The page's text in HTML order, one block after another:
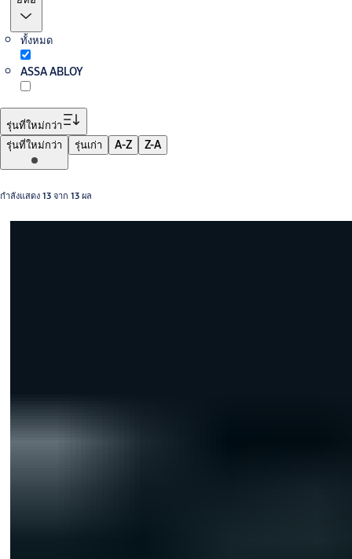
ทั้งหมด
ASSA ABLOY
รุ่นที่ใหม่กว่า
รุ่นที่ใหม่กว่า
รุ่นเก่า A-Z Z-A
กำลังแสดง 13 จาก 13 ผล